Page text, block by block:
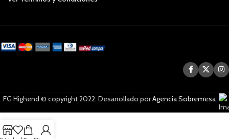
FG Highend © copyright 2022. Desarrollado porAgencia Sobremesa